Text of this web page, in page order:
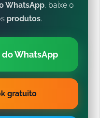
WhatsApp, baixe o
produtos.
WhatsApp
gratuito